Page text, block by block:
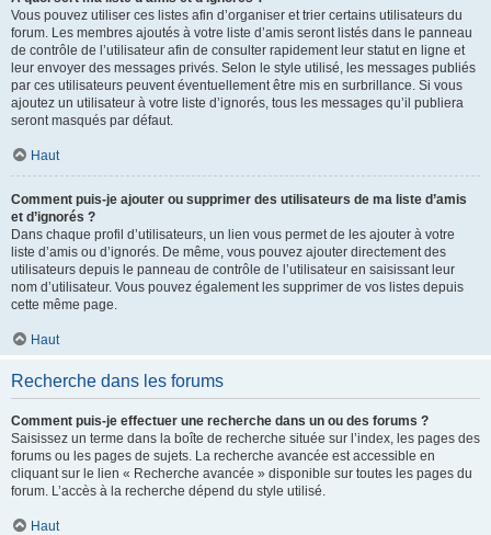
Vous pouvez utiliser ces listes afin d’organiser et trier certains utilisateurs du
forum. Les membres ajoutés à votre liste d’amis seront listés dans le panneau
de contrôle de l’utilisateur afin de consulter rapidement leur statut en ligne et
leur envoyer des messages privés. Selon le style utilisé, les messages publiés
par ces utilisateurs peuvent éventuellement être mis en surbrillance. Si vous
ajoutez un utilisateur à votre liste d’ignorés, tous les messages qu’il publiera
seront masqués par défaut.
Haut
Comment puis-je ajouter ou supprimer des utilisateurs de ma liste d’amis
et d’ignorés ?
Dans chaque profil d’utilisateurs, un lien vous permet de les ajouter à votre
liste d’amis ou d’ignorés. De même, vous pouvez ajouter directement des
utilisateurs depuis le panneau de contrôle de l’utilisateur en saisissant leur
nom d’utilisateur. Vous pouvez également les supprimer de vos listes depuis
cette même page.
Haut
Recherche dans les forums
Comment puis-je effectuer une recherche dans un ou des forums ?
Saisissez un terme dans la boîte de recherche située sur l’index, les pages des
forums ou les pages de sujets. La recherche avancée est accessible en
cliquant sur le lien « Recherche avancée » disponible sur toutes les pages du
forum. L’accès à la recherche dépend du style utilisé.
Haut